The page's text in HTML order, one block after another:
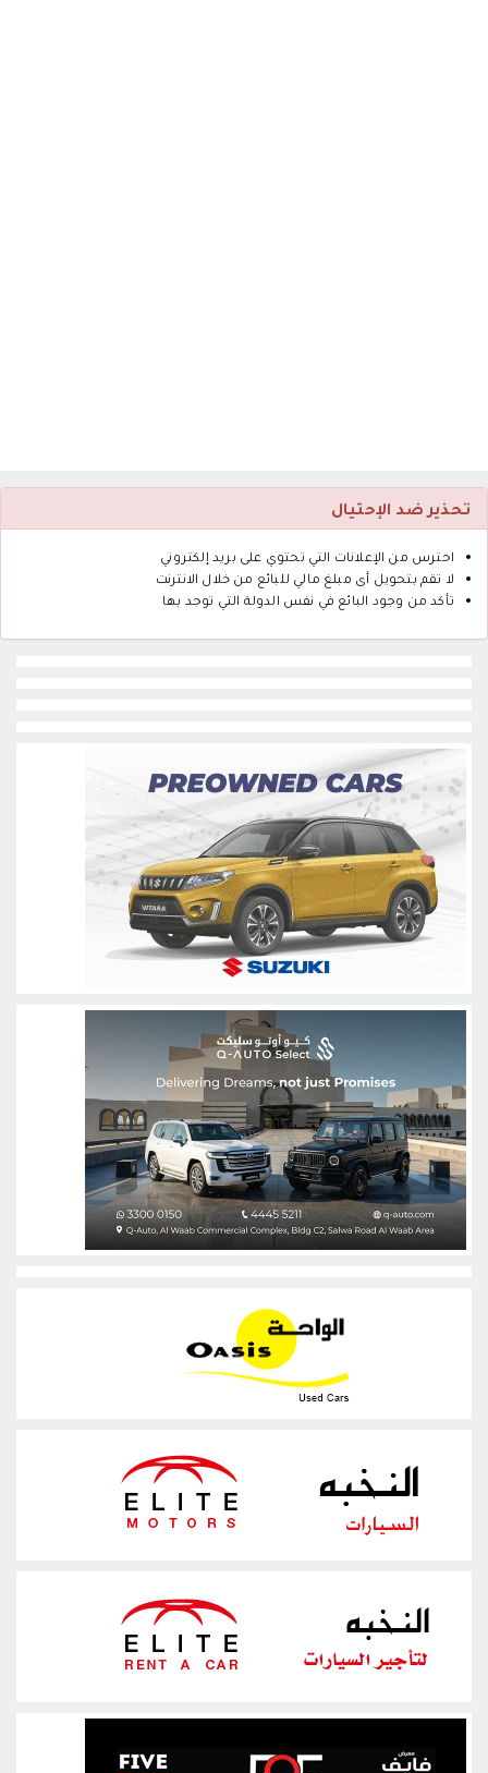
تحذير ضد الإحتيال
احترس من الإعلانات التي تحتوي على بريد إلكتروني
لا تقم بتحويل أى مبلغ مالي للبائع من خلال الانترنت
تأكد من وجود البائع في نفس الدولة التي توجد بها